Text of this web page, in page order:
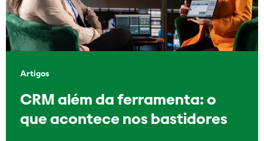
Artigos
CRM além da ferramenta: o
que acontece nos bastidores